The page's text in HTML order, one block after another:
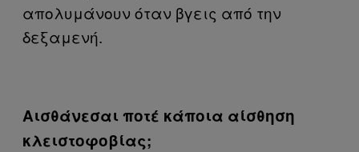
απολυμάνουν όταν βγεις από την
δεξαμενή.
Αισθάνεσαι ποτέ κάποια αίσθηση
κλειστοφοβίας;